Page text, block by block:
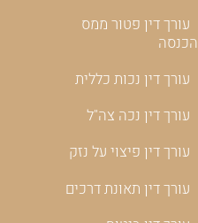
עורך דין פטור ממס
הכנסה
עורך דין נכות כללית
עורך דין נכה צה"ל
עורך דין פיצוי על נזק
עורך דין תאונת דרכים